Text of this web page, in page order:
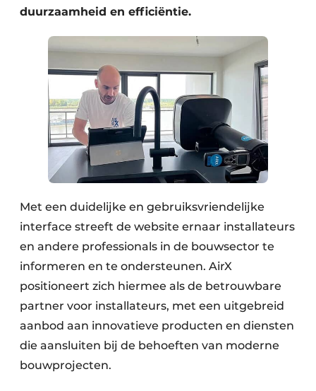
duurzaamheid en efficiëntie.
Met een duidelijke en gebruiksvriendelijke
interface streeft de website ernaar installateurs
en andere professionals in de bouwsector te
informeren en te ondersteunen. AirX
positioneert zich hiermee als de betrouwbare
partner voor installateurs, met een uitgebreid
aanbod aan innovatieve producten en diensten
die aansluiten bij de behoeften van moderne
bouwprojecten.